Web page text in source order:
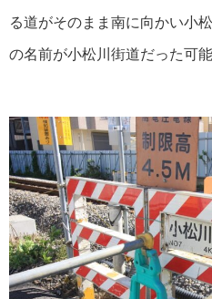
る道がそのまま南に向かい小
の名前が小松川街道だった可